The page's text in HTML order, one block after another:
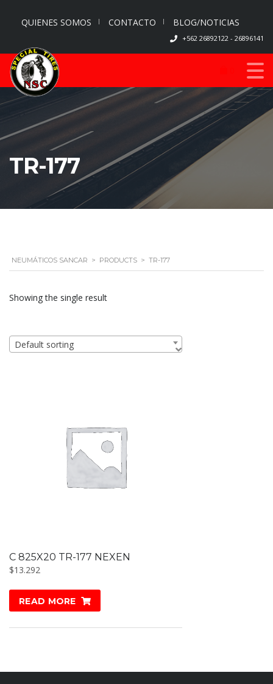
QUIENES SOMOS CONTACTO BLOG/NOTICIAS
+562 26892122 - 26896141
TR-177
NEUMÁTICOS SANCAR > PRODUCTS > TR-177
Showing the single result
Default sorting
C 825X20 TR-177 NEXEN
$13.292
READ MORE